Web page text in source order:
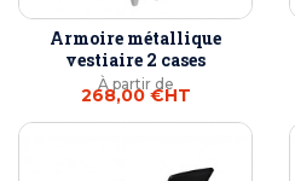
Armoire métallique
vestiaire 2 cases
À partir de
268,00 €HT